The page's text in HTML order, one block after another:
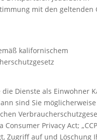
mit den geltenden
kalifornischem
die Dienste als Einwohner
sind Sie
Consumer Privacy Act;
Zugriff auf und Löschung